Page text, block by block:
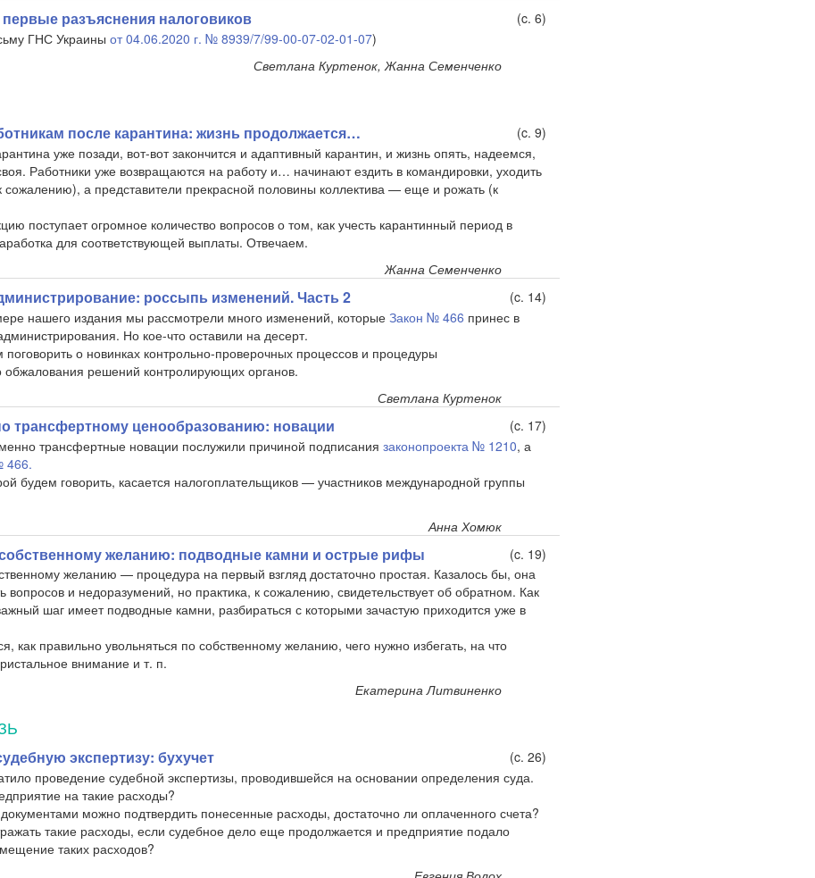
разъяснения налоговиков
(c. 6)
ГНС Украины от 04.06.2020 г. № 8939/7/99-00-07-02-01-07)
Светлана Куртенок, Жанна Семенченко
после карантина: жизнь продолжается…
(c. 9)
уже позади, вот-вот закончится и адаптивный карантин, и жизнь опять, надеемся,
Работники уже возвращаются на работу и… начинают ездить в командировки, уходить
сожалению), а представители прекрасной половины коллектива — еще и рожать (к
поступает огромное количество вопросов о том, как учесть карантинный период в
для соответствующей выплаты. Отвечаем.
Жанна Семенченко
россыпь изменений. Часть 2
(c. 14)
нашего издания мы рассмотрели много изменений, которыеЗакон № 466 принес в
Но кое-что оставили на десерт.
о новинках контрольно-проверочных процессов и процедуры
обжалования решений контролирующих органов.
Светлана Куртенок
трансфертному ценообразованию: новации
(c. 17)
трансфертные новации послужили причиной подписания законопроекта № 1210, а
466.
будем говорить, касается налогоплательщиков — участников международной группы
Анна Хомюк
желанию: подводные камни и острые рифы
(c. 19)
желанию — процедура на первый взгляд достаточно простая. Казалось бы, она
вопросов и недоразумений, но практика, к сожалению, свидетельствует об обратном. Как
шаг имеет подводные камни, разбираться с которыми зачастую приходится уже в
как правильно увольняться по собственному желанию, чего нужно избегать, на что
внимание и т. п.
Екатерина Литвиненко
экспертизу: бухучет
(c. 26)
проведение судебной экспертизы, проводившейся на основании определения суда.
на такие расходы?
можно подтвердить понесенные расходы, достаточно ли оплаченного счета?
такие расходы, если судебное дело еще продолжается и предприятие подало
таких расходов?